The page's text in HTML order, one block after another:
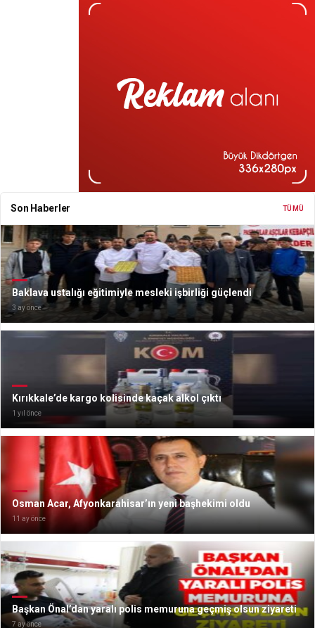
Son Haberler TÜMÜ
Baklava ustalığı eğitimiyle mesleki işbirliği güçlendi
3 ay önce
Kırıkkale’de kargo kolisinde kaçak alkol çıktı
1 yıl önce
Osman Acar, Afyonkarahisar’ın yeni başhekimi oldu
11 ay önce
Başkan Önal’dan yaralı polis memuruna geçmiş olsun ziyareti
7 ay önce